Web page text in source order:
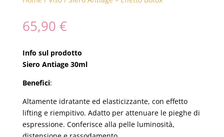
65,90 €
Info sul prodotto
Siero Antiage 30ml
Benefici:
Altamente idratante ed elasticizzante, con effetto
lifting e riempitivo. Adatto per attenuare le pieghe di
espressione. Conferisce alla pelle luminosità,